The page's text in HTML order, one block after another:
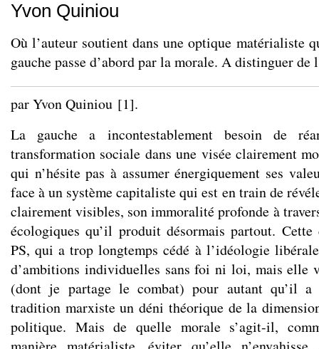
Yvon Quiniou
Où l’auteur soutient dans une optique matérialiste
gauche passe d’abord par la morale. A distinguer de
par Yvon Quiniou [1].
La gauche a incontestablement besoin de
transformation sociale dans une visée clairement
qui n’hésite pas à assumer énergiquement ses
face à un système capitaliste qui est en train de
clairement visibles, son immoralité profonde à
écologiques qu’il produit désormais partout.
PS, qui a trop longtemps cédé à l’idéologie
d’ambitions individuelles sans foi ni loi, mais elle
(dont je partage le combat) pour autant qu’il a
tradition marxiste un déni théorique de la
politique. Mais de quelle morale s’agit-il,